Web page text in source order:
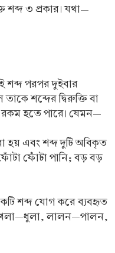
শব্দ ৩ প্রকার। যথা—
শব্দ পরপর দুইবার
শব্দের দ্বিরুক্তি বা
রকম হতে পারে। যেমন—
হয় এবং শব্দ দুটি অবিকৃত
ফোঁটা পানি; বড় বড়
শব্দ যোগ করে ব্যবহৃত
লালন—পালন,